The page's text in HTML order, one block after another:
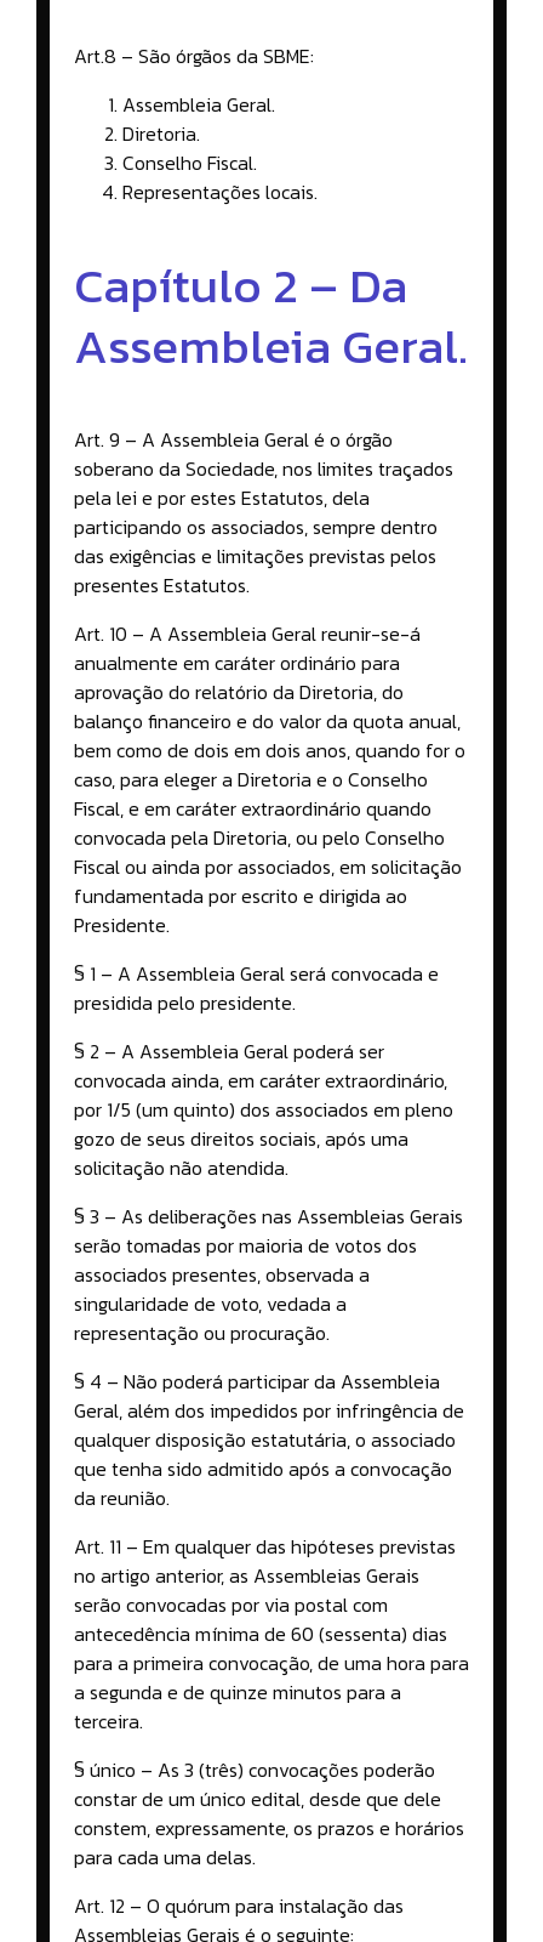
Art.8 – São órgãos da SBME:
Assembleia Geral.
Diretoria.
Conselho Fiscal.
Representações locais.
Capítulo 2 – Da
Assembleia Geral.
Art. 9 – A Assembleia Geral é o órgão
soberano da Sociedade, nos limites traçados
pela lei e por estes Estatutos, dela
participando os associados, sempre dentro
das exigências e limitações previstas pelos
presentes Estatutos.
Art. 10 – A Assembleia Geral reunir-se-á
anualmente em caráter ordinário para
aprovação do relatório da Diretoria, do
balanço financeiro e do valor da quota anual,
bem como de dois em dois anos, quando for o
caso, para eleger a Diretoria e o Conselho
Fiscal, e em caráter extraordinário quando
convocada pela Diretoria, ou pelo Conselho
Fiscal ou ainda por associados, em solicitação
fundamentada por escrito e dirigida ao
Presidente.
§ 1 – A Assembleia Geral será convocada e
presidida pelo presidente.
§ 2 – A Assembleia Geral poderá ser
convocada ainda, em caráter extraordinário,
por 1/5 (um quinto) dos associados em pleno
gozo de seus direitos sociais, após uma
solicitação não atendida.
§ 3 – As deliberações nas Assembleias Gerais
serão tomadas por maioria de votos dos
associados presentes, observada a
singularidade de voto, vedada a
representação ou procuração.
§ 4 – Não poderá participar da Assembleia
Geral, além dos impedidos por infringência de
qualquer disposição estatutária, o associado
que tenha sido admitido após a convocação
da reunião.
Art. 11 – Em qualquer das hipóteses previstas
no artigo anterior, as Assembleias Gerais
serão convocadas por via postal com
antecedência mínima de 60 (sessenta) dias
para a primeira convocação, de uma hora para
a segunda e de quinze minutos para a
terceira.
§ único – As 3 (três) convocações poderão
constar de um único edital, desde que dele
constem, expressamente, os prazos e horários
para cada uma delas.
Art. 12 – O quórum para instalação das
Assembleias Gerais é o seguinte: